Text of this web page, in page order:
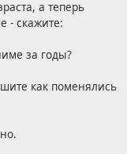
а теперь
- скажите:
за годы?
как поменялись